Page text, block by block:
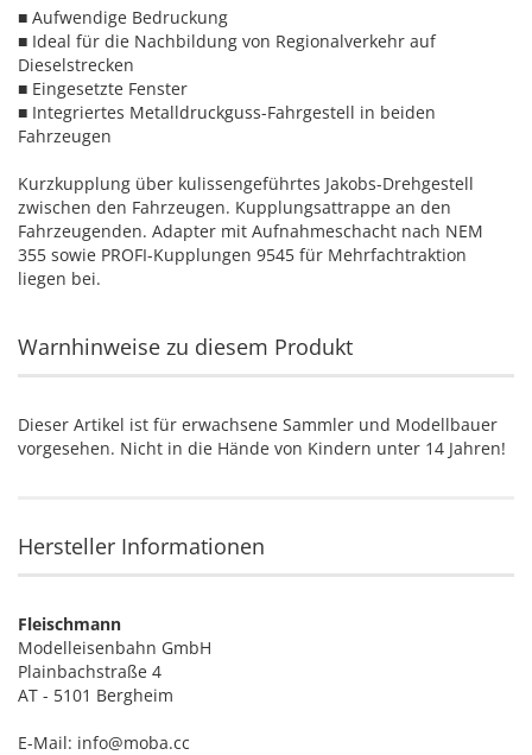
■ Aufwendige Bedruckung
■ Ideal für die Nachbildung von Regionalverkehr auf
Dieselstrecken
■ Eingesetzte Fenster
■ Integriertes Metalldruckguss-Fahrgestell in beiden
Fahrzeugen
Kurzkupplung über kulissengeführtes Jakobs-Drehgestell
zwischen den Fahrzeugen. Kupplungsattrappe an den
Fahrzeugenden. Adapter mit Aufnahmeschacht nach NEM
355 sowie PROFI-Kupplungen 9545 für Mehrfachtraktion
liegen bei.
Warnhinweise zu diesem Produkt
Dieser Artikel ist für erwachsene Sammler und Modellbauer
vorgesehen. Nicht in die Hände von Kindern unter 14 Jahren!
Hersteller Informationen
Fleischmann
Modelleisenbahn GmbH
Plainbachstraße 4
AT - 5101 Bergheim
E-Mail: info@moba.cc